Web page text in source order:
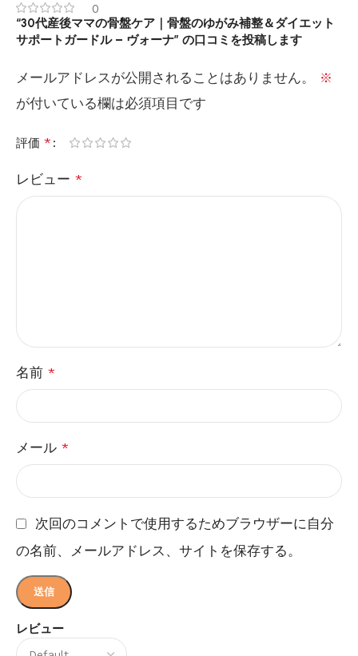
0
レビュー
“30代産後ママの骨盤ケア｜骨盤のゆがみ補整＆ダイエット
サポートガードル – ヴォーナ” の口コミを投稿します
メールアドレスが公開されることはありません。 ※
が付いている欄は必須項目です
評価 *
レビュー *
名前 *
メール *
次回のコメントで使用するためブラウザーに自分
の名前、メールアドレス、サイトを保存する。